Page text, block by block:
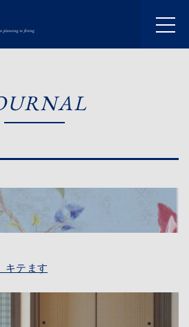
キテます
INFORMATION
SERVICE
SHOWROOM